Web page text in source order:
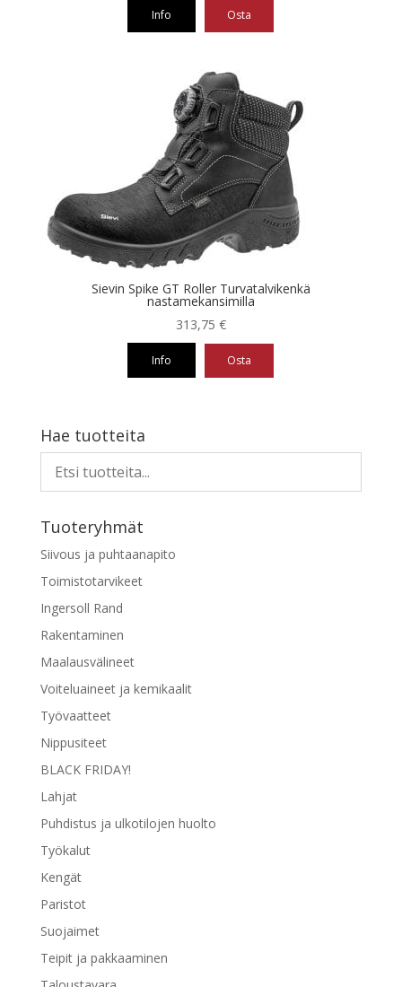
Info Osta
tuotteen
sivulla.
Sievin Spike GT Roller Turvatalvikenkä
nastamekansimilla
313,75 €
Info Osta
on
useampi
muunnelma.
Voit
valinnat
tuotteen
sivulla.
Hae tuotteita
Tuoteryhmät
Siivous ja puhtaanapito
Toimistotarvikeet
Ingersoll Rand
Rakentaminen
Maalausvälineet
Voiteluaineet ja kemikaalit
Työvaatteet
Nippusiteet
BLACK FRIDAY!
Lahjat
Puhdistus ja ulkotilojen huolto
Työkalut
Kengät
Paristot
Suojaimet
Teipit ja pakkaaminen